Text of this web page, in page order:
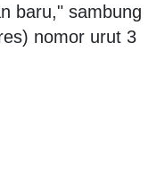
baru," sambung
nomor urut 3